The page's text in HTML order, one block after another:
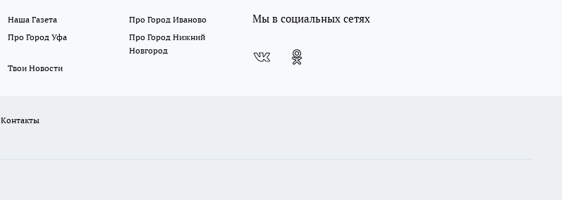
Наша Газета
Про Город Иваново
Про Город Уфа
Про Город Нижний
Новгород
Твои Новости
Мы в социальных сетях
Контакты